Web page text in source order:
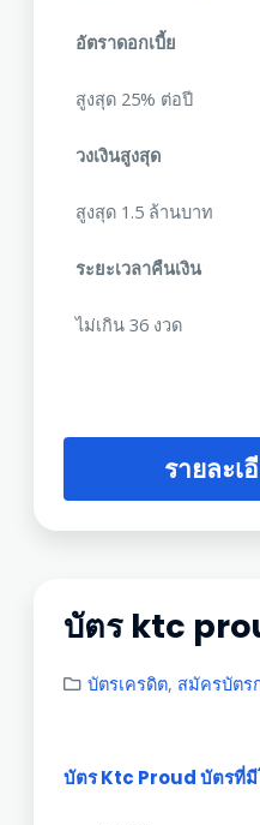
อัตราดอกเบี้ย
สูงสุด 25% ต่อปี
วงเงินสูงสุด
สูงสุด 1.5 ล้านบาท
ระยะเวลาคืนเงิน
ไม่เกิน 36 งวด
รายละเ
บัตร ktc
บัตรเครดิต, สมัครบัตร
บัตร Ktc Proud บัตรที่